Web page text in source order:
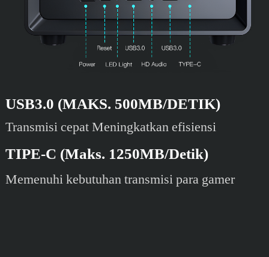
USB3.0 (MAKS. 500MB/DETIK)
Transmisi cepat Meningkatkan efisiensi
TIPE-C (Maks. 1250MB/Detik)
Memenuhi kebutuhan transmisi para gamer